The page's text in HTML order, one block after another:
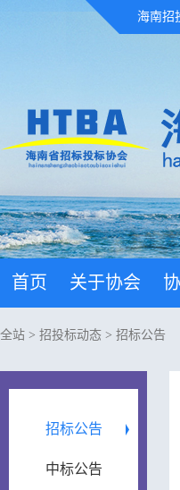
海南招
首页 关于协会
全站 > 招投标动态 > 招标公告
招标公告
中标公告